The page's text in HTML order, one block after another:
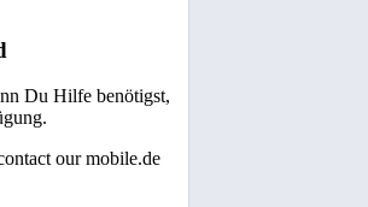
Du Hilfe benötigst,
our mobile.de